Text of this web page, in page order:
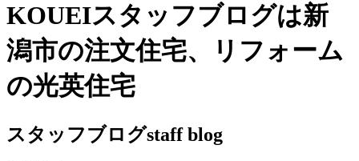
KOUEIスタッフブログは新
潟市の注文住宅、リフォーム
の光英住宅
スタッフブログstaff blog